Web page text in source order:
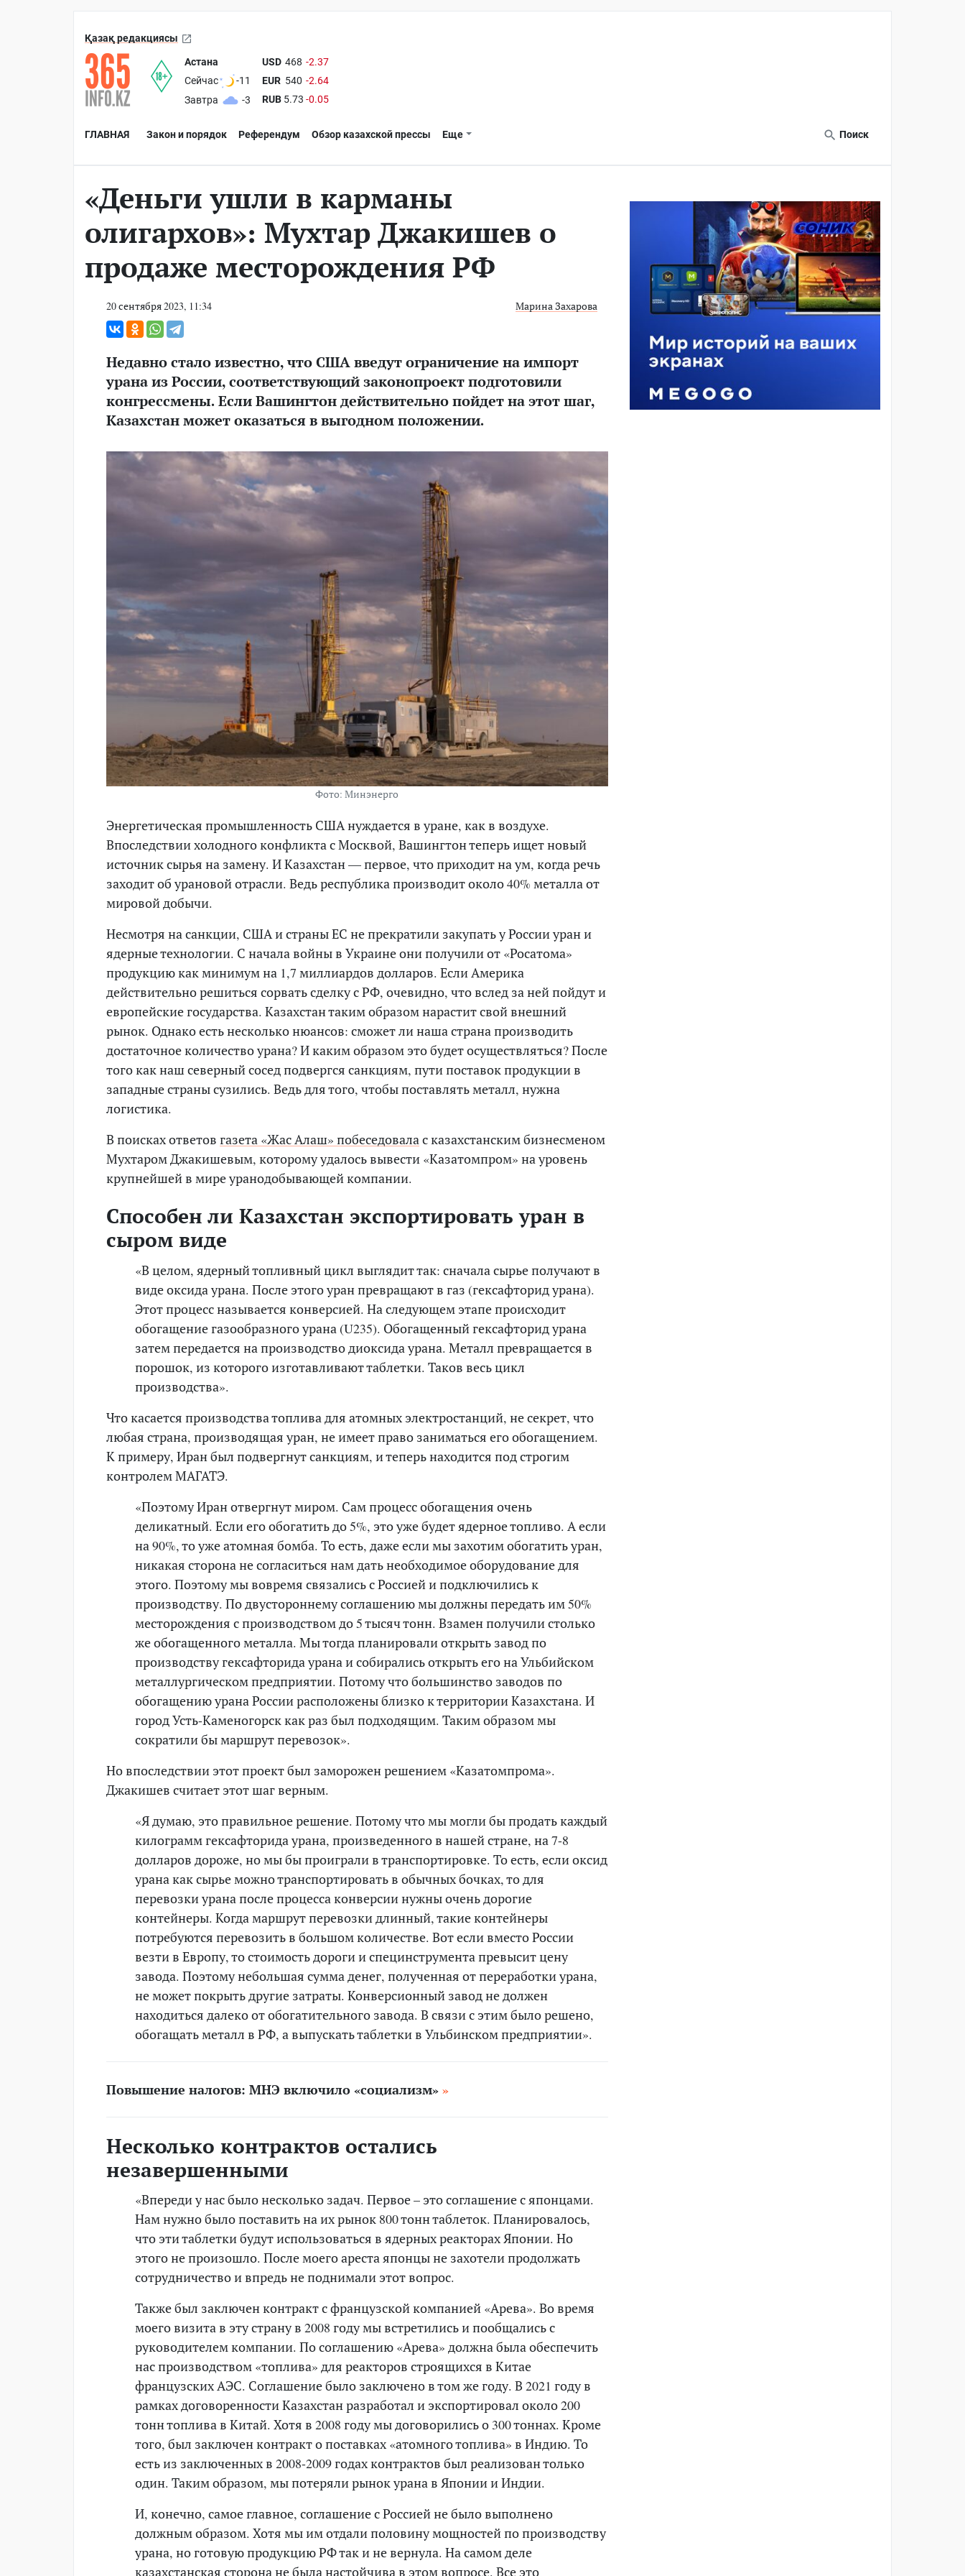
Қазақ редакциясы
Астана
Сейчас
-11
Завтра
-3
USD 468 -2.37
EUR 540 -2.64
RUB 5.73 -0.05
ГЛАВНАЯ Закон и порядок Референдум Обзор казахской прессы Еще Поиск
«Деньги ушли в карманы
олигархов»: Мухтар Джакишев о
продаже месторождения РФ
20 сентября 2023, 11:34 Марина Захарова
Недавно стало известно, что США введут ограничение на импорт
урана из России, соответствующий законопроект подготовили
конгрессмены. Если Вашингтон действительно пойдет на этот шаг,
Казахстан может оказаться в выгодном положении.
Фото: Минэнерго
Энергетическая промышленность США нуждается в уране, как в воздухе.
Впоследствии холодного конфликта с Москвой, Вашингтон теперь ищет новый
источник сырья на замену. И Казахстан — первое, что приходит на ум, когда речь
заходит об урановой отрасли. Ведь республика производит около 40% металла от
мировой добычи.
Несмотря на санкции, США и страны ЕС не прекратили закупать у России уран и
ядерные технологии. С начала войны в Украине они получили от «Росатома»
продукцию как минимум на 1,7 миллиардов долларов. Если Америка
действительно решиться сорвать сделку с РФ, очевидно, что вслед за ней пойдут и
европейские государства. Казахстан таким образом нарастит свой внешний
рынок. Однако есть несколько нюансов: сможет ли наша страна производить
достаточное количество урана? И каким образом это будет осуществляться? После
того как наш северный сосед подвергся санкциям, пути поставок продукции в
западные страны сузились. Ведь для того, чтобы поставлять металл, нужна
логистика.
В поисках ответов газета «Жас Алаш» побеседовалас казахстанским бизнесменом
Мухтаром Джакишевым, которому удалось вывести «Казатомпром» на уровень
крупнейшей в мире уранодобывающей компании.
Способен ли Казахстан экспортировать уран в
сыром виде
«В целом, ядерный топливный цикл выглядит так: сначала сырье получают в
виде оксида урана. После этого уран превращают в газ (гексафторид урана).
Этот процесс называется конверсией. На следующем этапе происходит
обогащение газообразного урана (U235). Обогащенный гексафторид урана
затем передается на производство диоксида урана. Металл превращается в
порошок, из которого изготавливают таблетки. Таков весь цикл
производства».
Что касается производства топлива для атомных электростанций, не секрет, что
любая страна, производящая уран, не имеет право заниматься его обогащением.
К примеру, Иран был подвергнут санкциям, и теперь находится под строгим
контролем МАГАТЭ.
«Поэтому Иран отвергнут миром. Сам процесс обогащения очень
деликатный. Если его обогатить до 5%, это уже будет ядерное топливо. А если
на 90%, то уже атомная бомба. То есть, даже если мы захотим обогатить уран,
никакая сторона не согласиться нам дать необходимое оборудование для
этого. Поэтому мы вовремя связались с Россией и подключились к
производству. По двустороннему соглашению мы должны передать им 50%
месторождения с производством до 5 тысяч тонн. Взамен получили столько
же обогащенного металла. Мы тогда планировали открыть завод по
производству гексафторида урана и собирались открыть его на Ульбийском
металлургическом предприятии. Потому что большинство заводов по
обогащению урана России расположены близко к территории Казахстана. И
город Усть-Каменогорск как раз был подходящим. Таким образом мы
сократили бы маршрут перевозок».
Но впоследствии этот проект был заморожен решением «Казатомпрома».
Джакишев считает этот шаг верным.
«Я думаю, это правильное решение. Потому что мы могли бы продать каждый
килограмм гексафторида урана, произведенного в нашей стране, на 7-8
долларов дороже, но мы бы проиграли в транспортировке. То есть, если оксид
урана как сырье можно транспортировать в обычных бочках, то для
перевозки урана после процесса конверсии нужны очень дорогие
контейнеры. Когда маршрут перевозки длинный, такие контейнеры
потребуются перевозить в большом количестве. Вот если вместо России
везти в Европу, то стоимость дороги и специнструмента превысит цену
завода. Поэтому небольшая сумма денег, полученная от переработки урана,
не может покрыть другие затраты. Конверсионный завод не должен
находиться далеко от обогатительного завода. В связи с этим было решено,
обогащать металл в РФ, а выпускать таблетки в Ульбинском предприятии».
Повышение налогов: МНЭ включило «социализм»
Несколько контрактов остались
незавершенными
«Впереди у нас было несколько задач. Первое – это соглашение с японцами.
Нам нужно было поставить на их рынок 800 тонн таблеток. Планировалось,
что эти таблетки будут использоваться в ядерных реакторах Японии. Но
этого не произошло. После моего ареста японцы не захотели продолжать
сотрудничество и впредь не поднимали этот вопрос.
Также был заключен контракт с французской компанией «Арева». Во время
моего визита в эту страну в 2008 году мы встретились и пообщались с
руководителем компании. По соглашению «Арева» должна была обеспечить
нас производством «топлива» для реакторов строящихся в Китае
французских АЭС. Соглашение было заключено в том же году. В 2021 году в
рамках договоренности Казахстан разработал и экспортировал около 200
тонн топлива в Китай. Хотя в 2008 году мы договорились о 300 тоннах. Кроме
того, был заключен контракт о поставках «атомного топлива» в Индию. То
есть из заключенных в 2008-2009 годах контрактов был реализован только
один. Таким образом, мы потеряли рынок урана в Японии и Индии.
И, конечно, самое главное, соглашение с Россией не было выполнено
должным образом. Хотя мы им отдали половину мощностей по производству
урана, но готовую продукцию РФ так и не вернула. На самом деле
казахстанская сторона не была настойчива в этом вопросе. Все это